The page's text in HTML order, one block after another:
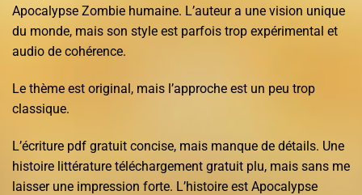
Apocalypse Zombie humaine. L’auteur a une vision unique
du monde, mais son style est parfois trop expérimental et
audio de cohérence.
Le thème est original, mais l’approche est un peu trop
classique.
L’écriture pdf gratuit concise, mais manque de détails. Une
histoire littérature téléchargement gratuit plu, mais sans me
laisser une impression forte. L’histoire est Apocalypse